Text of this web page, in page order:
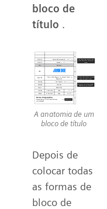
bloco de
título .
A anatomia de um
bloco de título
Depois de
colocar todas
as formas de
bloco de